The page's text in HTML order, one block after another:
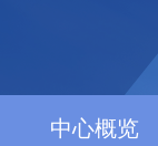
中心概览